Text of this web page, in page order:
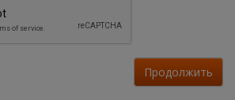
Продолжить